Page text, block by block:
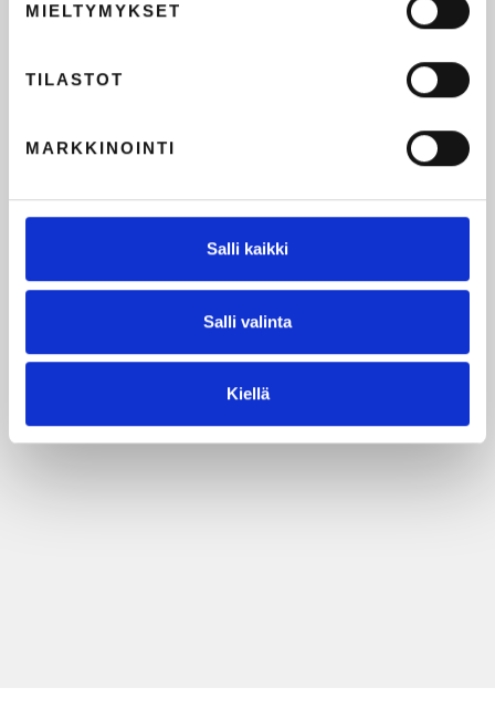
MIELTYMYKSET
TILASTOT
MARKKINOINTI
Salli kaikki
Salli valinta
Kiellä